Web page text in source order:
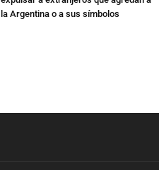
la Argentina o a sus símbolos